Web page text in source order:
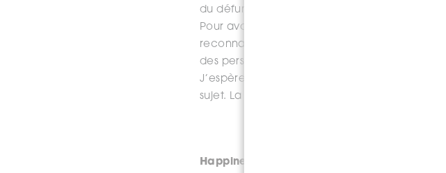
du défunt, circonstances de la mort, activités
Pour avoir assisté à plusieurs séances de
reconnais que c’est très impressionnant.
des personnes présentes dans la salle qui
J’espère que ces études se feront aussi en
sujet. La question de la vie après la mort est
Happinez : S’il y avait une seule chose à